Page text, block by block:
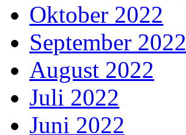
Oktober 2022
September 2022
August 2022
Juli 2022
Juni 2022